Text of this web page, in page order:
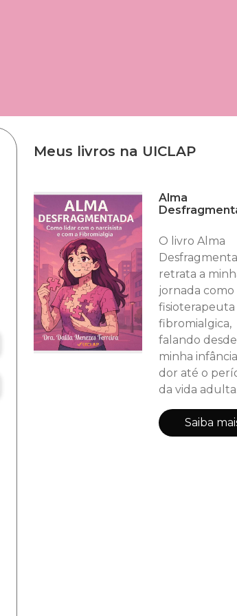
Meus livros na UICLAP
Alma
O livro Alma
retrata a
jornada como
fisioterapeuta
fibromialgica,
falando
minha
dor até o
da vida adulta
onde tive o
diagnóstico da
síndrome da
Saiba